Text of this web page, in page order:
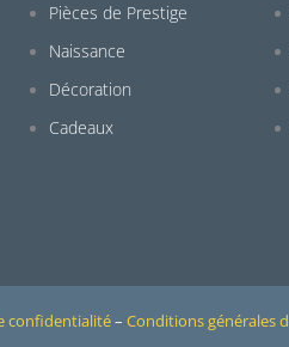
Pièces de Prestige
Naissance
Décoration
Cadeaux
confidentialité– Conditions générales